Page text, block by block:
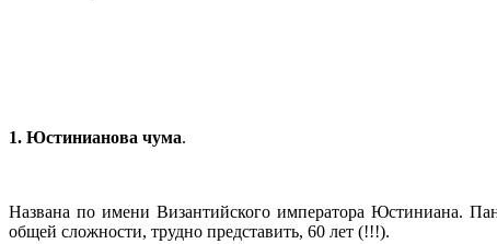
1. Юстинианова чума.
Названа по имени Византийского императора Юстиниана.
общей сложности, трудно представить, 60 лет (!!!).